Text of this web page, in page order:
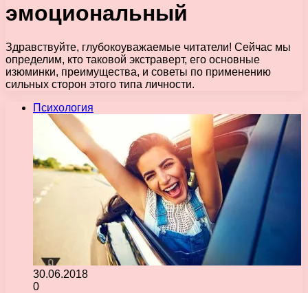
эмоциональный
Здравствуйте, глубокоуважаемые читатели! Сейчас мы
определим, кто таковой экстраверт, его основные
изюминки, преимущества, и советы по применению
сильных сторон этого типа личности.
Психология
30.06.2018
0